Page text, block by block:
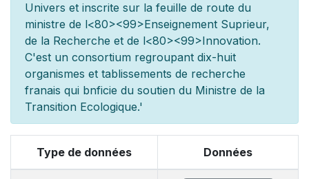
Univers et inscrite sur la feuille de route du
ministre de l<80><99>Enseignement Suprieur,
de la Recherche et de l<80><99>Innovation.
C'est un consortium regroupant dix-huit
organismes et tablissements de recherche
franais qui bnficie du soutien du Ministre de la
Transition Ecologique.'
Type de données Données